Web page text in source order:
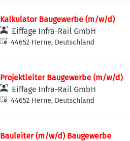
Kalkulator Baugewerbe (m/w/d)
Eiffage Infra-Rail GmbH
44652 Herne, Deutschland
Projektleiter Baugewerbe (m/w/d)
Eiffage Infra-Rail GmbH
44652 Herne, Deutschland
Bauleiter (m/w/d) Baugewerbe